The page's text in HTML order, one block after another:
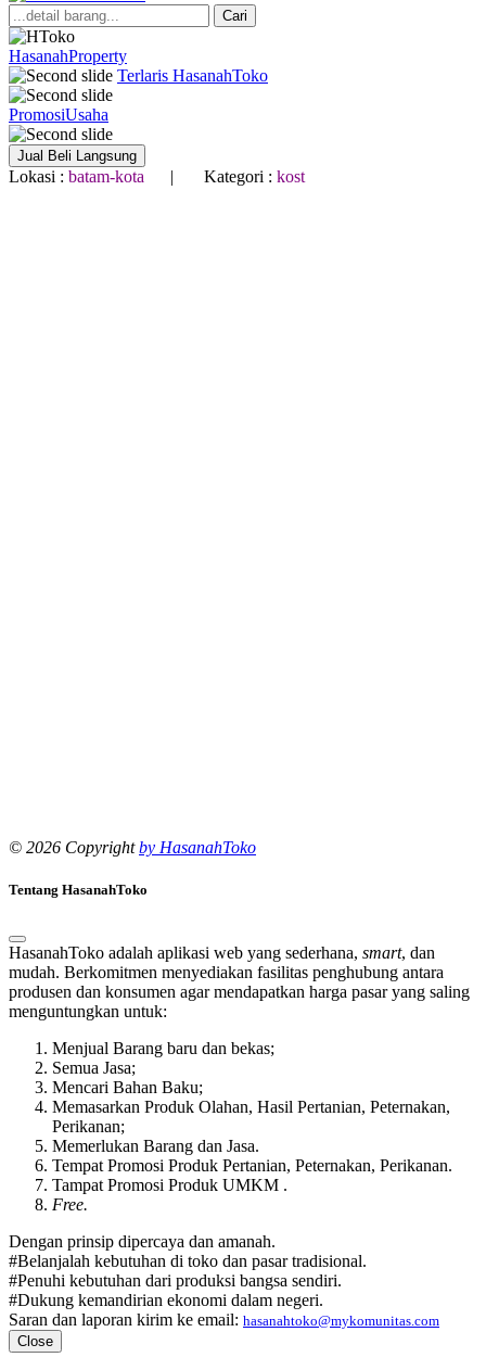
Cari
HasanahProperty
Terlaris HasanahToko
PromosiUsaha
Jual Beli Langsung
Lokasi : batam-kota | Kategori : kost
© 2026 Copyrightby HasanahToko
Tentang HasanahToko
HasanahToko adalah aplikasi web yang sederhana, smart, dan
mudah. Berkomitmen menyediakan fasilitas penghubung antara
produsen dan konsumen agar mendapatkan harga pasar yang saling
menguntungkan untuk:
Menjual Barang baru dan bekas;
Semua Jasa;
Mencari Bahan Baku;
Memasarkan Produk Olahan, Hasil Pertanian, Peternakan,
Perikanan;
Memerlukan Barang dan Jasa.
Tempat Promosi Produk Pertanian, Peternakan, Perikanan.
Tampat Promosi Produk UMKM .
Free.
Dengan prinsip dipercaya dan amanah.
#Belanjalah kebutuhan di toko dan pasar tradisional.
#Penuhi kebutuhan dari produksi bangsa sendiri.
#Dukung kemandirian ekonomi dalam negeri.
Saran dan laporan kirim ke email: hasanahtoko@mykomunitas.com
Close